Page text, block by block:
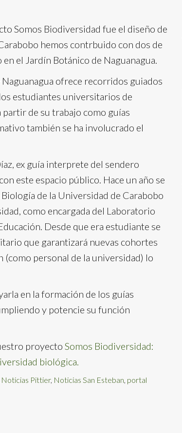
Somos Biodiversidad fue el diseño de
hemos contrbuido con dos de
el Jardín Botánico de Naguanagua.
ofrece recorridos guiados
estudiantes universitarios de
de su trabajo como guías
también se ha involucrado el
ex guía interprete del sendero
este espacio público. Hace un año se
de la Universidad de Carabobo
como encargada del Laboratorio
Desde que era estudiante se
que garantizará nuevas cohortes
(como personal de la universidad) lo
en la formación de los guías
y potencie su función
proyecto Somos Biodiversidad:
biológica.
Noticias Pittier, Noticias San Esteban, portal